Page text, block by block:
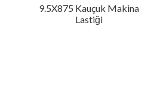
9.5X875 Kauçuk Makina
Lastiği